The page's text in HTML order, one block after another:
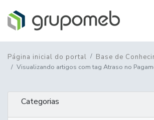
Página inicial do portal Base de
Visualizando artigos com tag Atraso no
Categorias